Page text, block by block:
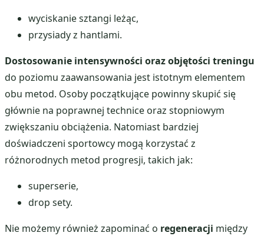
wyciskanie sztangi leżąc,
przysiady z hantlami.
Dostosowanie intensywności oraz objętości treningu
do poziomu zaawansowania jest istotnym elementem
obu metod. Osoby początkujące powinny skupić się
głównie na poprawnej technice oraz stopniowym
zwiększaniu obciążenia. Natomiast bardziej
doświadczeni sportowcy mogą korzystać z
różnorodnych metod progresji, takich jak:
superserie,
drop sety.
Nie możemy również zapominać o regeneracji między